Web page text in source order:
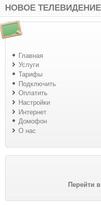
Перейти к основному
Skip to search
НОВОЕ
Главная
Услуги
Тарифы
Подключить
Оплатить
Настройки
Интернет
Домофон
О нас
Перейти